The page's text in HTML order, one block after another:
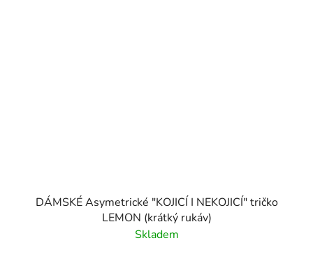
DÁMSKÉ Asymetrické "KOJICÍ I NEKOJICÍ" tričko
LEMON (krátký rukáv)
Skladem